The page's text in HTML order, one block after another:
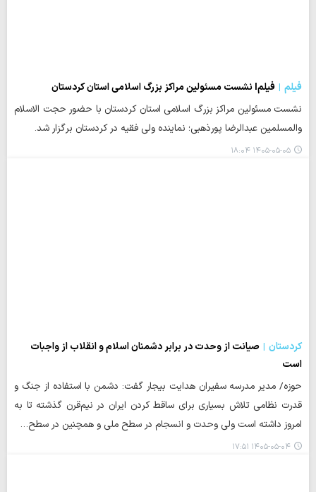
فیلم
فیلمl نشست مسئولین مراکز بزرگ اسلامی استان کردستان
نشست مسئولین مراکز بزرگ اسلامی استان کردستان با حضور حجت الاسلام
والمسلمین عبدالرضا پورذهبی؛ نماینده ولی فقیه در کردستان برگزار شد.
۱۴۰۵-۰۵-۰۵ ۱۸:۰۴
کردستان
صیانت از وحدت در برابر دشمنان اسلام و انقلاب از واجبات
است
حوزه/ مدیر مدرسه سفیران هدایت بیجار گفت: دشمن با استفاده از جنگ و
قدرت نظامی تلاش بسیاری برای ساقط کردن ایران در نیم‌قرن گذشته تا به
امروز داشته است ولی وحدت و انسجام در سطح ملی و همچنین در سطح…
۱۴۰۵-۰۵-۰۴ ۱۷:۵۱